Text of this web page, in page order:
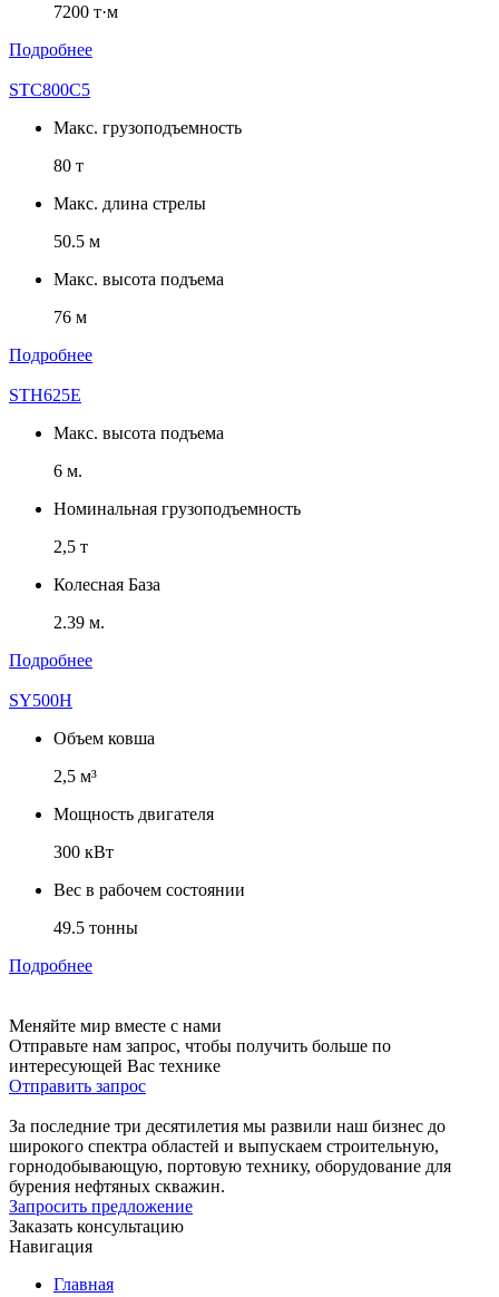
7200 т·м
Подробнее
STC800C5
Макс. грузоподъемность
80 т
Макс. длина стрелы
50.5 м
Макс. высота подъема
76 м
Подробнее
STH625E
Макс. высота подъема
6 м.
Номинальная грузоподъемность
2,5 т
Колесная База
2.39 м.
Подробнее
SY500H
Объем ковша
2,5 м³
Мощность двигателя
300 кВт
Вес в рабочем состоянии
49.5 тонны
Подробнее
Меняйте мир вместе с нами
Отправьте нам запрос, чтобы получить больше по
интересующей Вас технике
Отправить запрос
За последние три десятилетия мы развили наш бизнес до
широкого спектра областей и выпускаем строительную,
горнодобывающую, портовую технику, оборудование для
бурения нефтяных скважин.
Запросить предложение
Заказать консультацию
Навигация
Главная